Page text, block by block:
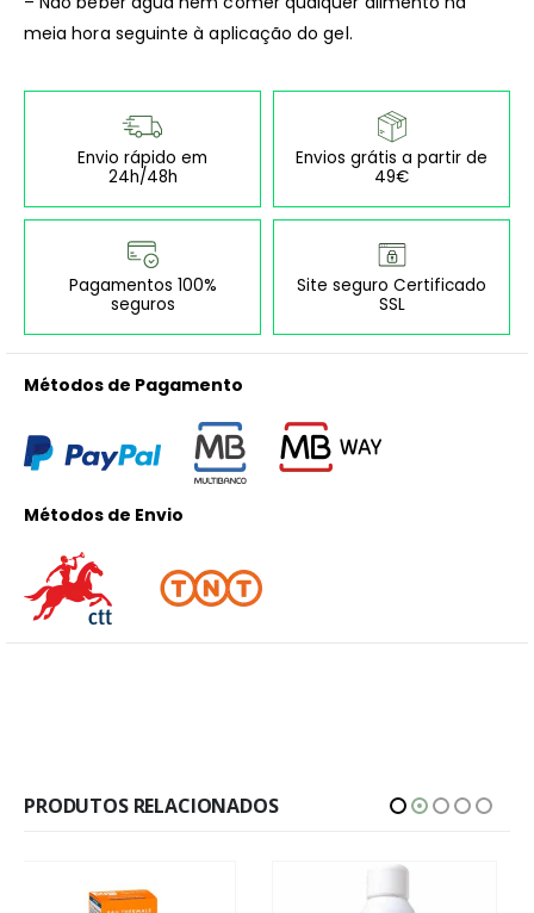
meia hora seguinte à aplicação do gel.
Envio rápido em
24h/48h
Envios grátis a partir de
49€
Pagamentos 100%
seguros
Site seguro Certificado
SSL
Métodos de Pagamento
Métodos de Envio
PRODUTOS RELACIONADOS